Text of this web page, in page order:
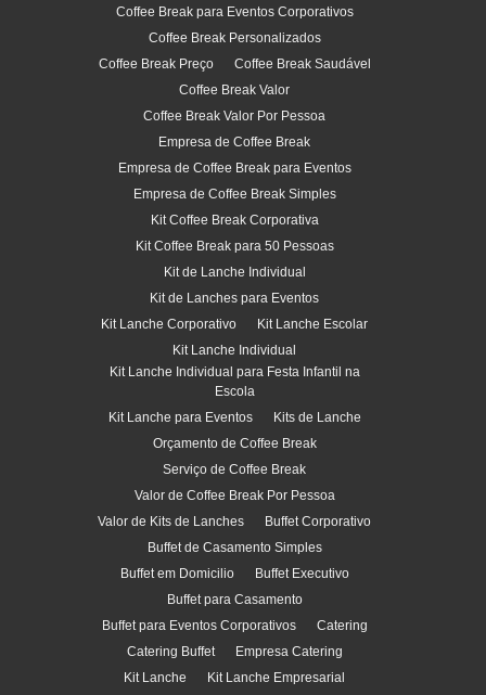
Coffee Break para Eventos Corporativos
Coffee Break Personalizados
Coffee Break Preço
Coffee Break Saudável
Coffee Break Valor
Coffee Break Valor Por Pessoa
Empresa de Coffee Break
Empresa de Coffee Break para Eventos
Empresa de Coffee Break Simples
Kit Coffee Break Corporativa
Kit Coffee Break para 50 Pessoas
Kit de Lanche Individual
Kit de Lanches para Eventos
Kit Lanche Corporativo
Kit Lanche Escolar
Kit Lanche Individual
Kit Lanche Individual para Festa Infantil na
Escola
Kit Lanche para Eventos
Kits de Lanche
Orçamento de Coffee Break
Serviço de Coffee Break
Valor de Coffee Break Por Pessoa
Valor de Kits de Lanches
Buffet Corporativo
Buffet de Casamento Simples
Buffet em Domicilio
Buffet Executivo
Buffet para Casamento
Buffet para Eventos Corporativos
Catering
Catering Buffet
Empresa Catering
Kit Lanche
Kit Lanche Empresarial